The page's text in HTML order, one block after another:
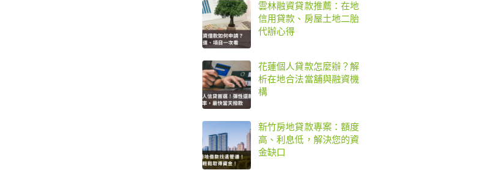
雲林融資貸款推薦：在地
信用貸款、房屋土地二胎
代辦心得
花蓮個人貸款怎麼辦？解
析在地合法當舖與融資機
構
新竹房地貸款專案：額度
高、利息低，解決您的資
金缺口